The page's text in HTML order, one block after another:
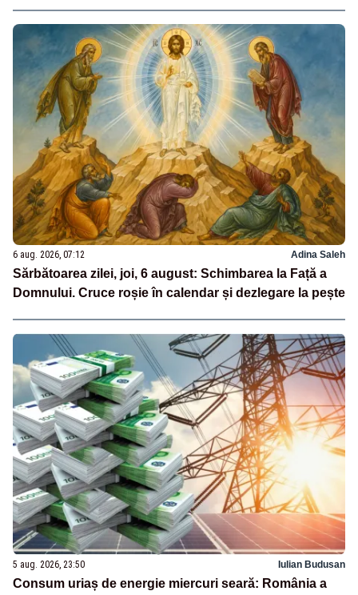
6 aug. 2026, 07:12 Adina Saleh
Sărbătoarea zilei, joi, 6 august: Schimbarea la Față a
Domnului. Cruce roșie în calendar și dezlegare la pește
5 aug. 2026, 23:50 Iulian Budusan
Consum uriaș de energie miercuri seară: România a